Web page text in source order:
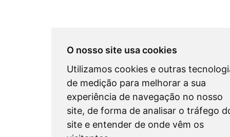
O nosso site usa cookies
Utilizamos cookies e outras
de medição para melhorar a sua
experiência de navegação no nosso
site, de forma de analisar o tráfego
site e entender de onde vêm os